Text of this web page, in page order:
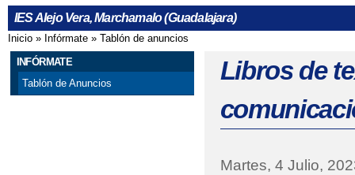
IES Alejo Vera, Marchamalo (Guadalajara)
Se encuentra usted aquí
Inicio » Infórmate » Tablón de anuncios
INFÓRMATE
Tablón de Anuncios
Libros de
Martes, 4 Julio,